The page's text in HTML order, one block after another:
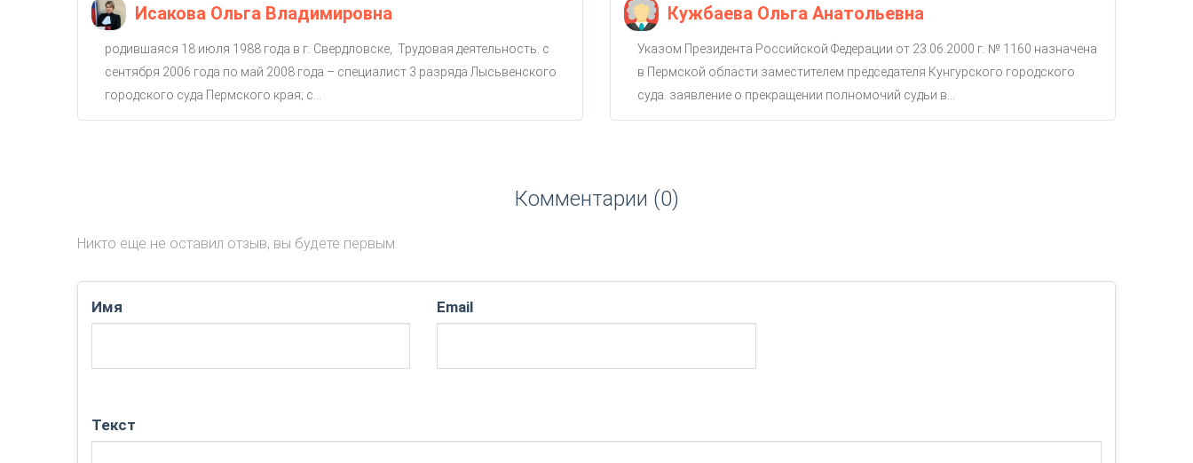
Исакова Ольга Владимировна
родившаяся 18 июля 1988 года в г. Свердловске, Трудовая деятельность: с
сентября 2006 года по май 2008 года – специалист 3 разряда Лысьвенского
городского суда Пермского края; с...
Кужбаева Ольга Анатольевна
Указом Президента Российской Федерации от 23.06.2000 г. № 1160 назначена
в Пермской области заместителем председателя Кунгурского городского
суда. заявление о прекращении полномочий судьи в...
Комментарии (0)
Никто еще не оставил отзыв, вы будете первым.
Имя Email
Текст